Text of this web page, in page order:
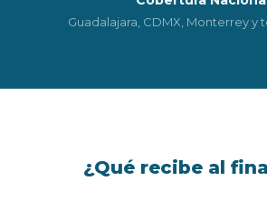
Guadalajara, CDMX, Monterrey y
¿Qué recibe al